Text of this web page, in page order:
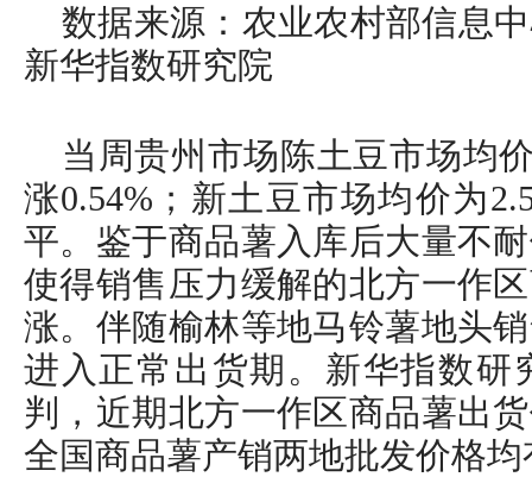
数据来源：农业农村部信息
新华指数研究院
当周贵州市场陈土豆市场均
涨0.54%；新土豆市场均价为
平。鉴于商品薯入库后大量不
使得销售压力缓解的北方一作
涨。伴随榆林等地马铃薯地头
进入正常出货期。新华指数研
判，近期北方一作区商品薯出
全国商品薯产销两地批发价格